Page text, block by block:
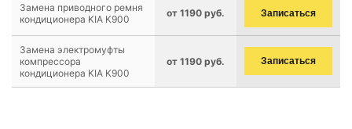
Замена приводного ремня
кондиционера KIA K900
от 1190 руб. Записаться
Замена электромуфты
компрессора
кондиционера KIA K900
от 1190 руб. Записаться